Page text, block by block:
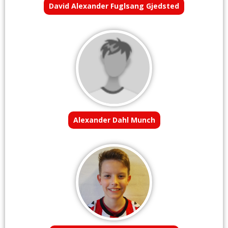
David Alexander Fuglsang Gjedsted
Alexander Dahl Munch